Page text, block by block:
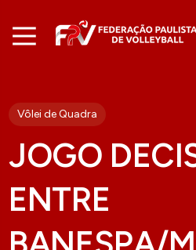
Vôlei de Quadra
JOGO
ENTRE